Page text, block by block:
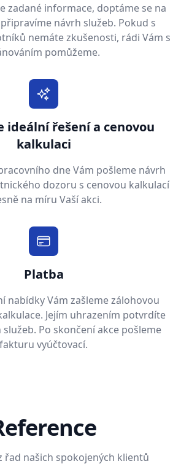
zadané informace, doptáme se na
návrh služeb. Pokud s
nemáte zkušenosti, rádi Vám s
pomůžeme.
ideální řešení a cenovou
kalkulaci
dne Vám pošleme návrh
dozoru s cenovou kalkulací
na míru Vaší akci.
Platba
nabídky Vám zašleme zálohovou
Jejím uhrazením potvrdíte
Po skončení akce pošleme
fakturu vyúčtovací.
řad našich spokojených klientů